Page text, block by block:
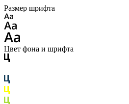
Размер шрифта
Цвет фона и шрифта